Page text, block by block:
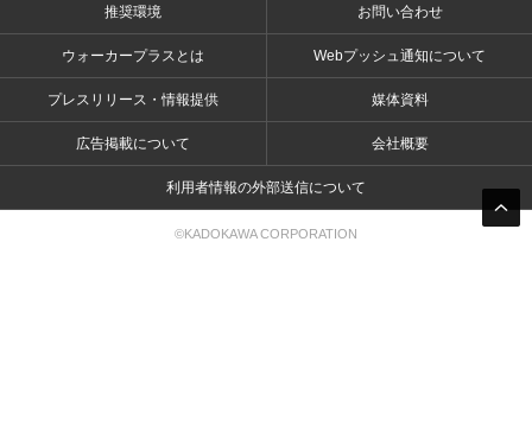
推奨環境 お問い合わせ
ウォーカープラスとは Webプッシュ通知について
プレスリリース・情報提供 媒体資料
広告掲載について 会社概要
利用者情報の外部送信について
©KADOKAWA CORPORATION